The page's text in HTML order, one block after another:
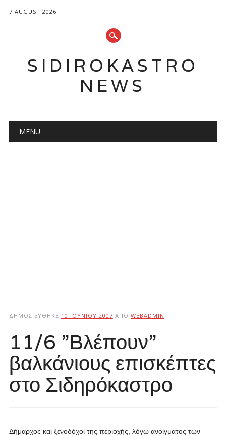
7 AUGUST 2026
SIDIROKASTRO
NEWS
Main menu
MENU
ΔΗΜΟΣΙΕΎΘΗΚΕ 10 ΙΟΥΝΊΟΥ 2007 ΑΠΌ WEBADMIN
11/6 ”Bλέπουν”
βαλκάνιους επισκέπτες
στο Σιδηρόκαστρο
Δήμαρχος και ξενοδόχοι της περιοχής, λόγω ανοίγματος των